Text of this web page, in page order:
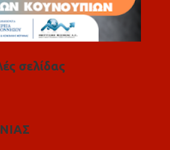
σελίδας